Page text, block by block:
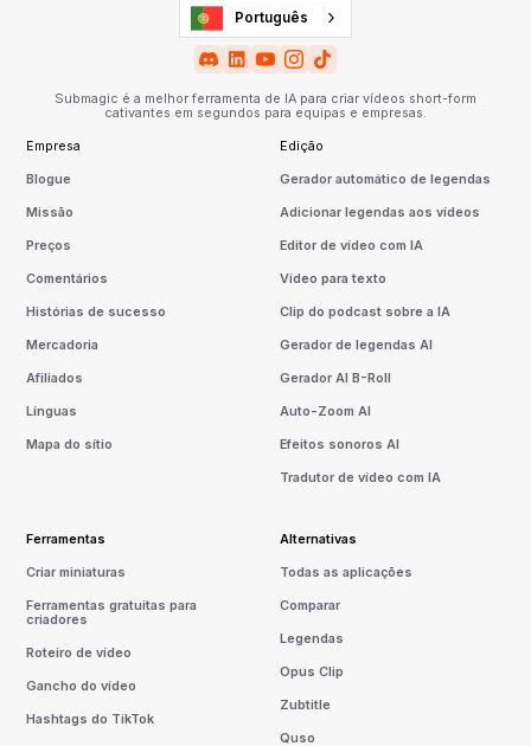
Português
Submagic é a melhor ferramenta de IA para criar vídeos short-form
cativantes em segundos para equipas e empresas.
Empresa
Blogue
Missão
Preços
Comentários
Histórias de sucesso
Mercadoria
Afiliados
Línguas
Mapa do sítio
Edição
Gerador automático de legendas
Adicionar legendas aos vídeos
Editor de vídeo com IA
Vídeo para texto
Clip do podcast sobre a IA
Gerador de legendas AI
Gerador AI B-Roll
Auto-Zoom AI
Efeitos sonoros AI
Tradutor de vídeo com IA
Ferramentas
Criar miniaturas
Ferramentas gratuitas para
criadores
Roteiro de vídeo
Gancho do vídeo
Hashtags do TikTok
Alternativas
Todas as aplicações
Comparar
Legendas
Opus Clip
Zubtitle
Quso